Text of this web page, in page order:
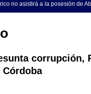
no asistirá a la posesión de
de la banda presidencial
de un sastre colombiano
corrupción,